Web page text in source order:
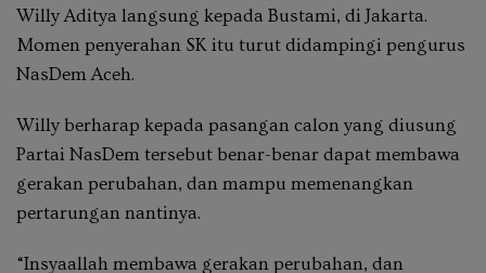
Willy Aditya langsung kepada Bustami, di Jakarta.
Momen penyerahan SK itu turut didampingi pengurus
NasDem Aceh.
Willy berharap kepada pasangan calon yang diusung
Partai NasDem tersebut benar-benar dapat membawa
gerakan perubahan, dan mampu memenangkan
pertarungan nantinya.
“Insyaallah membawa gerakan perubahan, dan